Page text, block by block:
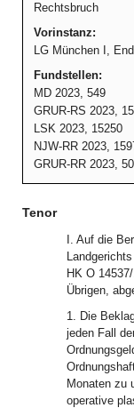
Rechtsbruch
Vorinstanz:
LG München I,
Fundstellen:
MD 2023, 549
GRUR-RS 2023,
LSK 2023, 15250
NJW-RR 2023,
GRUR-RR 2023,
Tenor
I. Auf die
HK O
Übrigen,
1. Die
jeden Fall
Monaten zu
operative